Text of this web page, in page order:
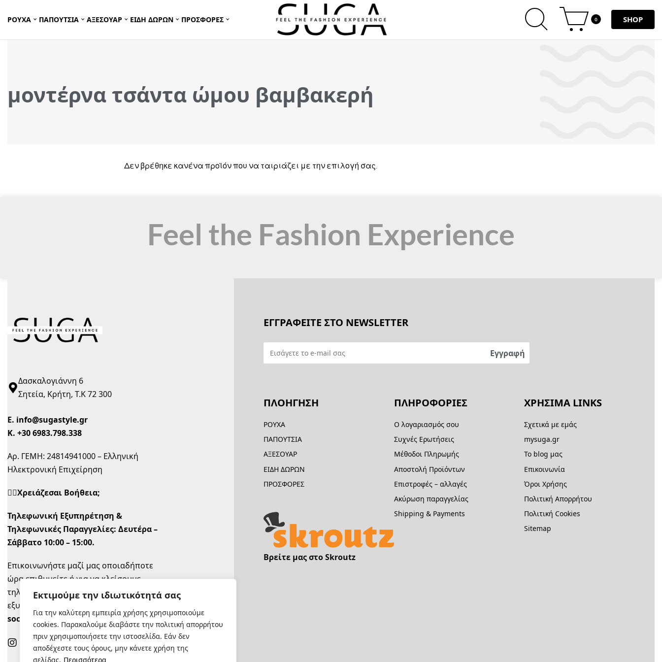
Εκτιμούμε την ιδιωτικότητά σας
Για την καλύτερη εμπειρία χρήσης χρησιμοποιούμε
cookies. Παρακαλούμε διαβάστε την πολιτική απορρήτου
πριν χρησιμοποιήσετε την ιστοσελίδα. Εάν δεν
αποδέχεστε τους όρους, μην κάνετε χρήση της
σελίδας. Περισσότερα
ΡΟΥΧΑ ΠΑΠΟΥΤΣΙΑ ΑΞΕΣΟΥΑΡ ΕΙΔΗ ΔΩΡΩΝ ΠΡΟΣΦΟΡΕΣ 0 SHOP
μοντέρνα τσάντα ώμου βαμβακερή
Δεν βρέθηκε κανένα προϊόν που να ταιριάζει με την επιλογή σας.
Feel the Fashion Experience
Δασκαλογιάννη 6
Σητεία, Κρήτη, Τ.Κ 72 300
Ε. info@sugastyle.gr
Κ. +30 6983.798.338
Αρ. ΓΕΜΗ: 24814941000 – Ελληνική
Ηλεκτρονική Επιχείρηση
🙋‍♀️Χρειάζεσαι Βοήθεια;
Τηλεφωνική Εξυπηρέτηση &
Τηλεφωνικές Παραγγελίες: Δευτέρα –
Σάββατο 10:00 – 15:00.
Επικοινωνήστε μαζί μας οποιαδήποτε
ώρα επιθυμείτε ή για να κλείσουμε
τηλεφωνικό ραντεβού την ώρα που σας
εξυπηρετεί στο
social
.
ΕΓΓΡΑΦΕΙΤΕ ΣΤΟ NEWSLETTER
ΠΛΟΗΓΗΣΗ
ΡΟΥΧΑ
ΠΑΠΟΥΤΣΙΑ
ΑΞΕΣΟΥΑΡ
ΕΙΔΗ ΔΩΡΩΝ
ΠΡΟΣΦΟΡΕΣ
Βρείτε μας στο Skroutz
ΠΛΗΡΟΦΟΡΙΕΣ
Ο λογαριασμός σου
Συχνές Ερωτήσεις
Μέθοδοι Πληρωμής
Αποστολή Προϊόντων
Επιστροφές – αλλαγές
Ακύρωση παραγγελίας
Shipping & Payments
ΧΡΗΣΙΜΑ LINKS
Σχετικά με εμάς
mysuga.gr
Το blog μας
Επικοινωνία
Όροι Χρήσης
Πολιτική Απορρήτου
Πολιτική Cookies
Sitemap